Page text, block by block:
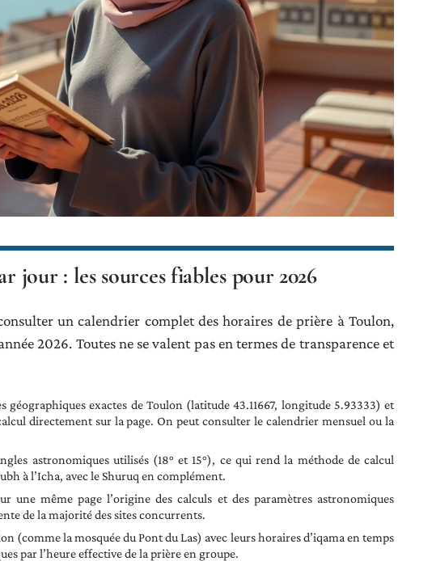
jour : les sources fiables pour 2026
un calendrier complet des horaires de prière à Toulon,
2026. Toutes ne se valent pas en termes de transparence et
exactes de Toulon (latitude 43.11667, longitude 5.93333) et
directement sur la page. On peut consulter le calendrier mensuel ou la
astronomiques utilisés (18° et 15°), ce qui rend la méthode de calcul
à l’Icha, avec le Shuruq en complément.
une même page l’origine des calculs et des paramètres astronomiques
de la majorité des sites concurrents.
(comme la mosquée du Pont du Las) avec leurs horaires d’iqama en temps
par l’heure effective de la prière en groupe.